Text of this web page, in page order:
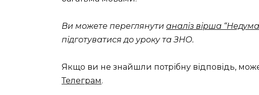
Ви можете переглянути аналіз вірша
підготуватися до уроку та ЗНО.
Якщо ви не знайшли потрібну відповідь,
Телеграм.